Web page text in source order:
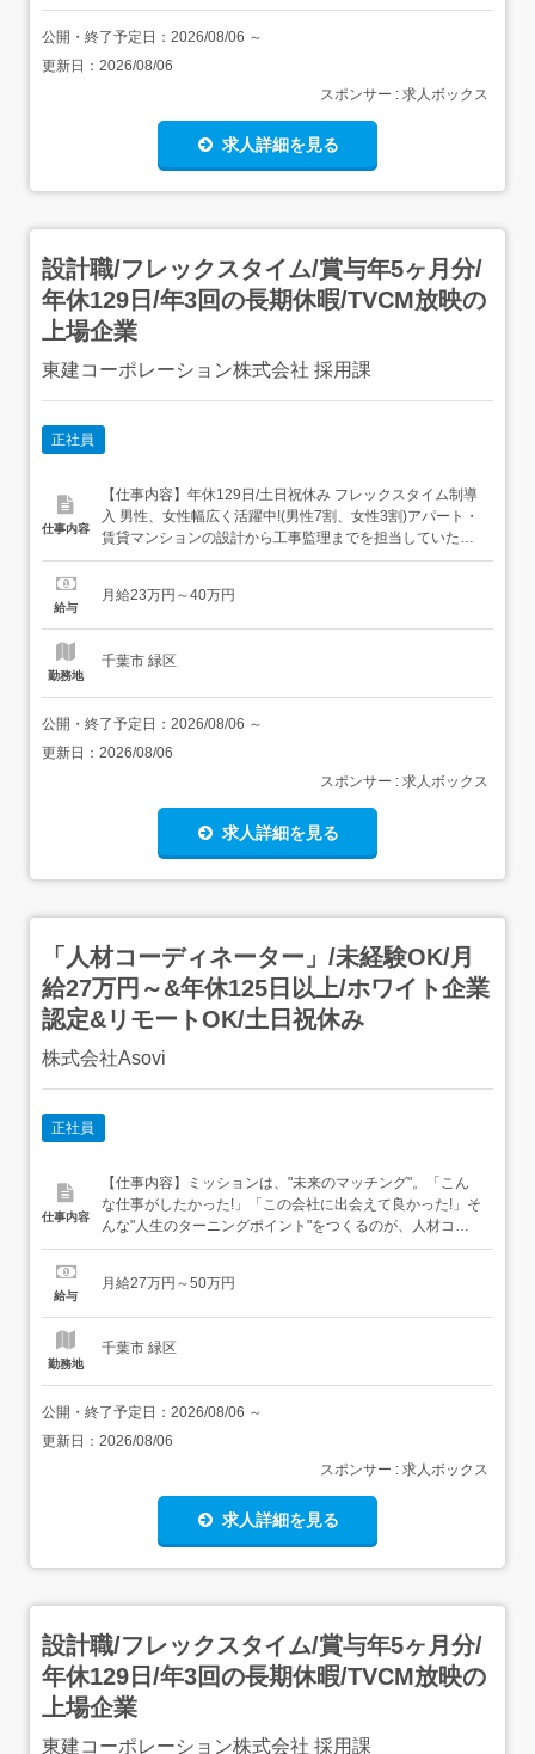
公開・終了予定日： 2026/08/06 ～
更新日： 2026/08/06
スポンサー : 求人ボックス
求人詳細を見る
設計職/フレックスタイム/賞与年5ヶ月分/
年休129日/年3回の長期休暇/TVCM放映の
上場企業
東建コーポレーション株式会社 採用課
正社員
仕事内容
【仕事内容】年休129日/土日祝休み フレックスタイム制導
入 男性、女性幅広く活躍中!(男性7割、女性3割)アパート・
賃貸マンションの設計から工事監理までを担当していただ
きます。<具体的な仕事内容> 現地調査・役所調査 実施設
指導 など<ポイントは…> 建築業界では、「木造しか建て
給与
月給23万円～40万円
勤務地
千葉市 緑区
公開・終了予定日： 2026/08/06 ～
更新日： 2026/08/06
スポンサー : 求人ボックス
求人詳細を見る
「人材コーディネーター」/未経験OK/月
給27万円～&年休125日以上/ホワイト企業
認定&リモートOK/土日祝休み
株式会社Asovi
正社員
仕事内容
【仕事内容】ミッションは、"未来のマッチング"。「こん
な仕事がしたかった!」「この会社に出会えて良かった!」そ
んな"人生のターニングポイント"をつくるのが、人材コー
ディネーターの仕事です。 まずはここからスタート! 求職
人作成・スカウト配信 採用イベントやSNSでの広報活動
給与
月給27万円～50万円
勤務地
千葉市 緑区
公開・終了予定日： 2026/08/06 ～
更新日： 2026/08/06
スポンサー : 求人ボックス
求人詳細を見る
設計職/フレックスタイム/賞与年5ヶ月分/
年休129日/年3回の長期休暇/TVCM放映の
上場企業
東建コーポレーション株式会社 採用課